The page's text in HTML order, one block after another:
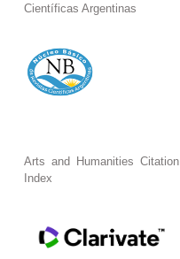
Científicas Argentinas
Arts and Humanities Citation
Index